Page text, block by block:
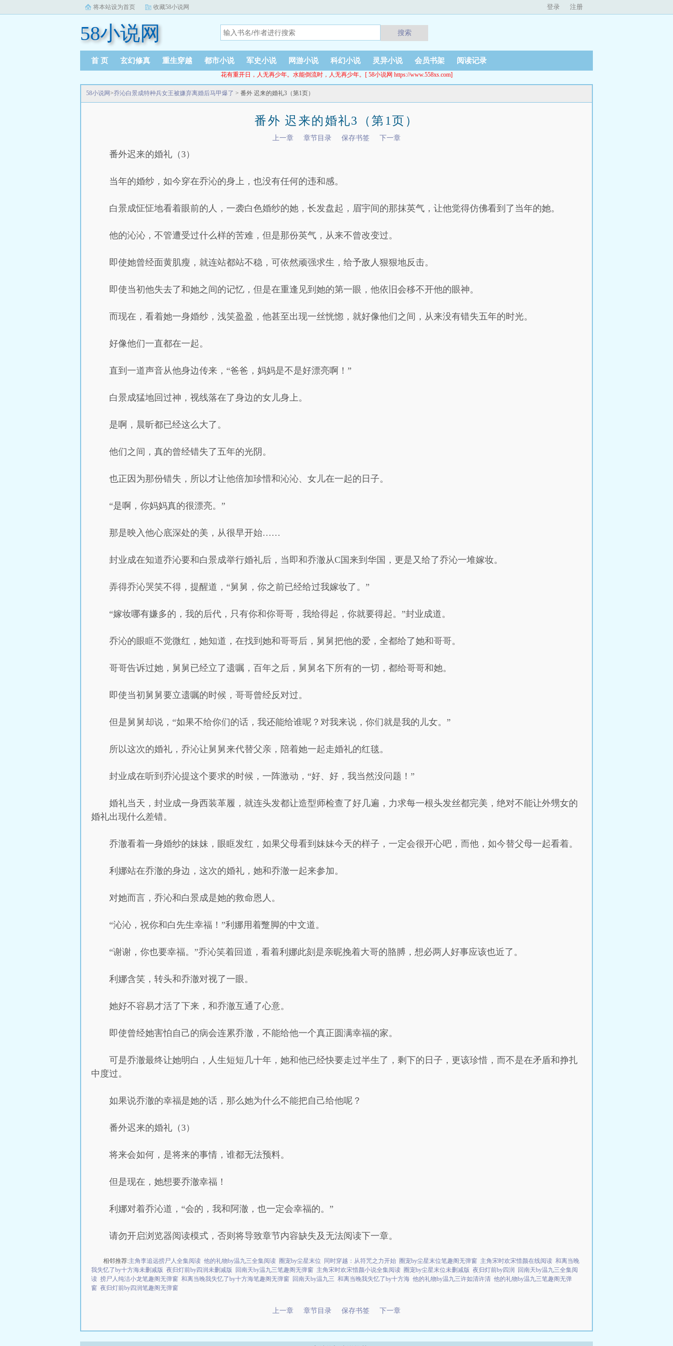
将本站设为首页 收藏58小说网 登录 注册
58小说网 搜索
首 页 玄幻修真 重生穿越 都市小说 军史小说 网游小说 科幻小说 灵异小说 会员书架 阅读记录
花有重开日，人无再少年。水能倒流时，人无再少年。[ 58小说网 https://www.558xs.com]
58小说网>乔沁白景成特种兵女王被嫌弃离婚后马甲爆了 > 番外 迟来的婚礼3（第1页）
番外 迟来的婚礼3（第1页）
上一章 章节目录 保存书签 下一章
番外迟来的婚礼（3）
当年的婚纱，如今穿在乔沁的身上，也没有任何的违和感。
白景成怔怔地看着眼前的人，一袭白色婚纱的她，长发盘起，眉宇间的那抹英气，让他觉得仿佛看到了当年的她。
他的沁沁，不管遭受过什么样的苦难，但是那份英气，从来不曾改变过。
即使她曾经面黄肌瘦，就连站都站不稳，可依然顽强求生，给予敌人狠狠地反击。
即使当初他失去了和她之间的记忆，但是在重逢见到她的第一眼，他依旧会移不开他的眼神。
而现在，看着她一身婚纱，浅笑盈盈，他甚至出现一丝恍惚，就好像他们之间，从来没有错失五年的时光。
好像他们一直都在一起。
直到一道声音从他身边传来，“爸爸，妈妈是不是好漂亮啊！”
白景成猛地回过神，视线落在了身边的女儿身上。
是啊，晨昕都已经这么大了。
他们之间，真的曾经错失了五年的光阴。
也正因为那份错失，所以才让他倍加珍惜和沁沁、女儿在一起的日子。
“是啊，你妈妈真的很漂亮。”
那是映入他心底深处的美，从很早开始……
封业成在知道乔沁要和白景成举行婚礼后，当即和乔澈从C国来到华国，更是又给了乔沁一堆嫁妆。
弄得乔沁哭笑不得，提醒道，“舅舅，你之前已经给过我嫁妆了。”
“嫁妆哪有嫌多的，我的后代，只有你和你哥哥，我给得起，你就要得起。”封业成道。
乔沁的眼眶不觉微红，她知道，在找到她和哥哥后，舅舅把他的爱，全都给了她和哥哥。
哥哥告诉过她，舅舅已经立了遗嘱，百年之后，舅舅名下所有的一切，都给哥哥和她。
即使当初舅舅要立遗嘱的时候，哥哥曾经反对过。
但是舅舅却说，“如果不给你们的话，我还能给谁呢？对我来说，你们就是我的儿女。”
所以这次的婚礼，乔沁让舅舅来代替父亲，陪着她一起走婚礼的红毯。
封业成在听到乔沁提这个要求的时候，一阵激动，“好、好，我当然没问题！”
婚礼当天，封业成一身西装革履，就连头发都让造型师检查了好几遍，力求每一根头发丝都完美，绝对不能让外甥女的
婚礼出现什么差错。
乔澈看着一身婚纱的妹妹，眼眶发红，如果父母看到妹妹今天的样子，一定会很开心吧，而他，如今替父母一起看着。
利娜站在乔澈的身边，这次的婚礼，她和乔澈一起来参加。
对她而言，乔沁和白景成是她的救命恩人。
“沁沁，祝你和白先生幸福！”利娜用着蹩脚的中文道。
“谢谢，你也要幸福。”乔沁笑着回道，看着利娜此刻是亲昵挽着大哥的胳膊，想必两人好事应该也近了。
利娜含笑，转头和乔澈对视了一眼。
她好不容易才活了下来，和乔澈互通了心意。
即使曾经她害怕自己的病会连累乔澈，不能给他一个真正圆满幸福的家。
可是乔澈最终让她明白，人生短短几十年，她和他已经快要走过半生了，剩下的日子，更该珍惜，而不是在矛盾和挣扎
中度过。
如果说乔澈的幸福是她的话，那么她为什么不能把自己给他呢？
番外迟来的婚礼（3）
将来会如何，是将来的事情，谁都无法预料。
但是现在，她想要乔澈幸福！
利娜对着乔沁道，“会的，我和阿澈，也一定会幸福的。”
请勿开启浏览器阅读模式，否则将导致章节内容缺失及无法阅读下一章。
相邻推荐:主角李追远捞尸人全集阅读 他的礼物by温九三全集阅读 圈宠by尘星末位 同时穿越：从符咒之力开始 圈宠by尘星末位笔趣阁无弹窗 主角宋时欢宋惜颜在线阅读 和离当晚
我失忆了by十方海未删减版 夜归灯前by四润未删减版 回南天by温九三笔趣阁无弹窗 主角宋时欢宋惜颜小说全集阅读 圈宠by尘星末位未删减版 夜归灯前by四润
回南天by温九三全集阅
读 捞尸人纯洁小龙笔趣阁无弹窗 和离当晚我失忆了by十方海笔趣阁无弹窗 回南天by温九三 和离当晚我失忆了by十方海 他的礼物by温九三许如清许清 他的礼物by温九三笔趣阁无弹
窗 夜归灯前by四润笔趣阁无弹窗
上一章 章节目录 保存书签 下一章